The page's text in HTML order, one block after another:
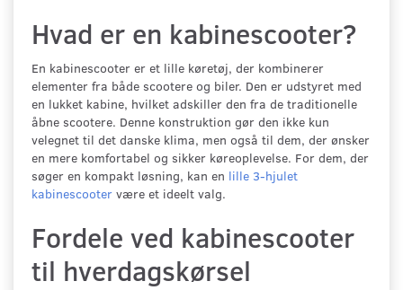
Hvad er en kabinescooter?
En kabinescooter er et lille køretøj, der kombinerer
elementer fra både scootere og biler. Den er udstyret med
en lukket kabine, hvilket adskiller den fra de traditionelle
åbne scootere. Denne konstruktion gør den ikke kun
velegnet til det danske klima, men også til dem, der ønsker
en mere komfortabel og sikker køreoplevelse. For dem, der
søger en kompakt løsning, kan en lille 3-hjulet
kabinescooter være et ideelt valg.
Fordele ved kabinescooter
til hverdagskørsel